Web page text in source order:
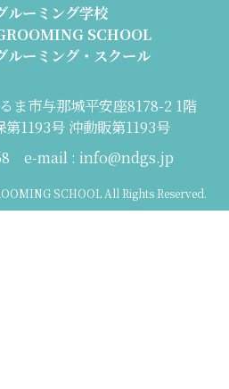
ルーミング学校
SCHOOL
ルーミング・スクール
ま市与那城平安座8178-2 1階
1193号 沖動販第1193号
e-mail : info@ndgs.jp
SCHOOL All Rights Reserved.